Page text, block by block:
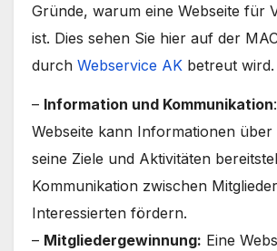
Gründe, warum eine Webseite für
ist. Dies sehen Sie hier auf der
durch Webservice AK betreut wird.
– Information und Kommunikation
Webseite kann Informationen über
seine Ziele und Aktivitäten
Kommunikation zwischen
Interessierten fördern.
– Mitgliedergewinnung: Eine